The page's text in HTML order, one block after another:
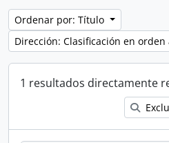
Ordenar por: Título
Dirección: Clasificación en
1 resultados directamente